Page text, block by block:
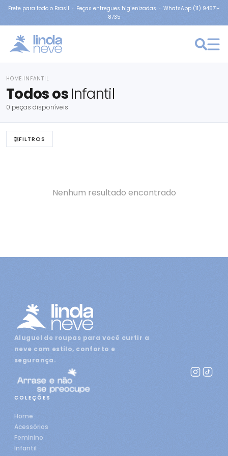
Frete para todo o Brasil · Peças entregues higienizadas · WhatsApp (11) 94571-
8735
HOME INFANTIL
Todos osInfantil
0 peças disponíveis
FILTROS
Nenhum resultado encontrado
Aluguel de roupas para você curtir a
neve com estilo, conforto e
segurança.
COLEÇÕES
Home
Acessórios
Feminino
Infantil